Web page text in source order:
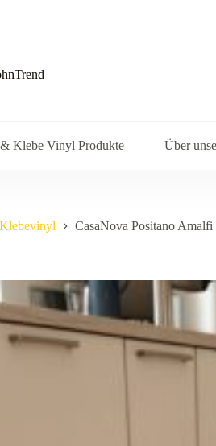
Klebe Vinyl Produkte Über
CasaNova Positano